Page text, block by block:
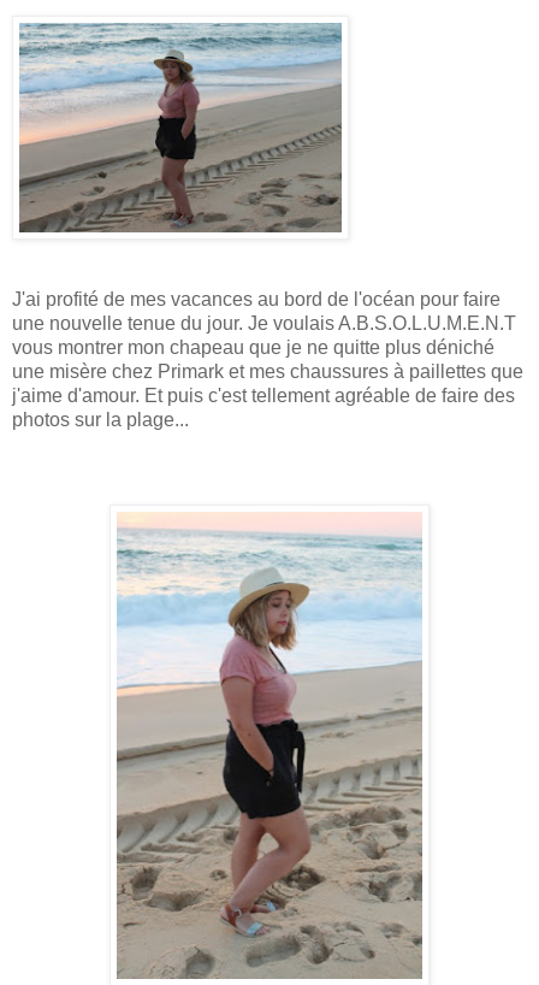
J'ai profité de mes vacances au bord de l'océan pour faire
une nouvelle tenue du jour. Je voulais A.B.S.O.L.U.M.E.N.T
vous montrer mon chapeau que je ne quitte plus déniché
une misère chez Primark et mes chaussures à paillettes que
j'aime d'amour. Et puis c'est tellement agréable de faire des
photos sur la plage...